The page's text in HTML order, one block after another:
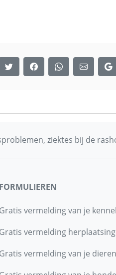
ziektes bij de
FORMULIEREN
Gratis vermelding van je kennel
Gratis vermelding herplaatsing
Gratis vermelding van je